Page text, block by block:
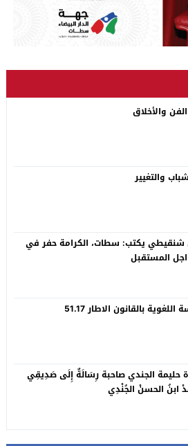
والأخلاق
والتغيير
شنقيطي يكتب: سطات، الكرامة حفر في
المستقبل
بالقانون الاطار 51.17
إلى الأستاذة حليمة الجندي صاحبة رِسَالَةٌ إِلَى صَدِيقِي
ابنُ الحسنْ الجُنْدِي